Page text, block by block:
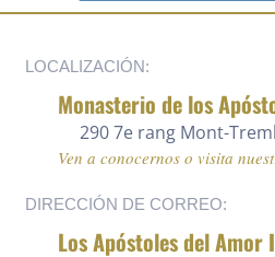
LOCALIZACIÓN:
Monasterio de los
290 7e rang Mont-
Ven a conocernos o visita
DIRECCIÓN DE CORREO:
Los Apóstoles del Amor